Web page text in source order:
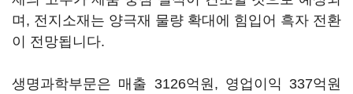
며, 전지소재는 양극재 물량 확대에 힘입어 흑자 전환
이 전망됩니다.
생명과학부문은 매출 3126억원, 영업이익 337억원